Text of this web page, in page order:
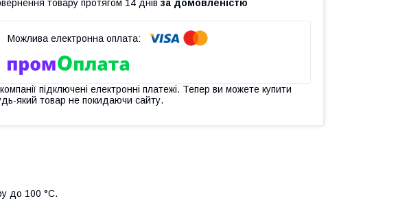
товару протягом 14 днів за домовленістю
підключені електронні платежі. Тепер ви можете купити
який товар не покидаючи сайту.
до 100 °C.